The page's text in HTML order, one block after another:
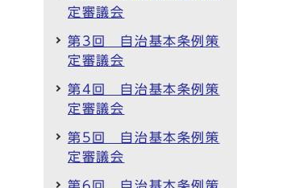
定審議会
第3回 自治基本条例策
定審議会
第4回 自治基本条例策
定審議会
第5回 自治基本条例策
定審議会